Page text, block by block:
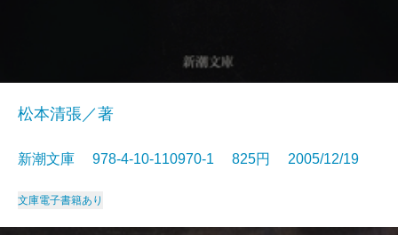
松本清張／著
新潮文庫 978-4-10-110970-1 825円 2005/12/19
文庫電子書籍あり